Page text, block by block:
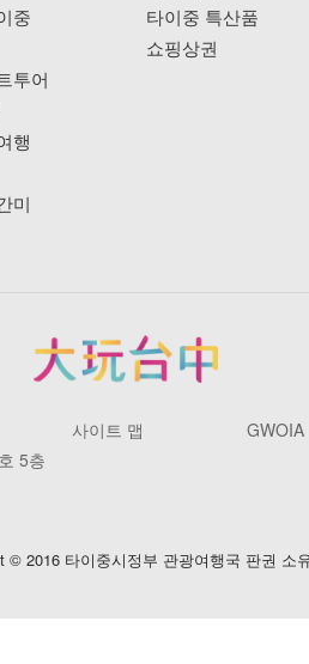
중
투어
행
미
타이중 특산품
쇼핑상권
5층
사이트 맵 GWOIA
© 2016 타이중시정부 관광여행국 판권 소